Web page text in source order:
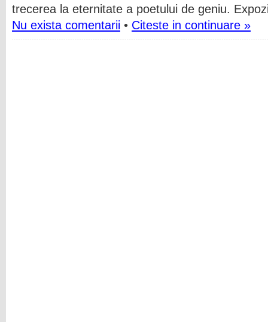
trecerea la eternitate a poetului de geniu.
Nu exista comentarii • Citeste in continuare »